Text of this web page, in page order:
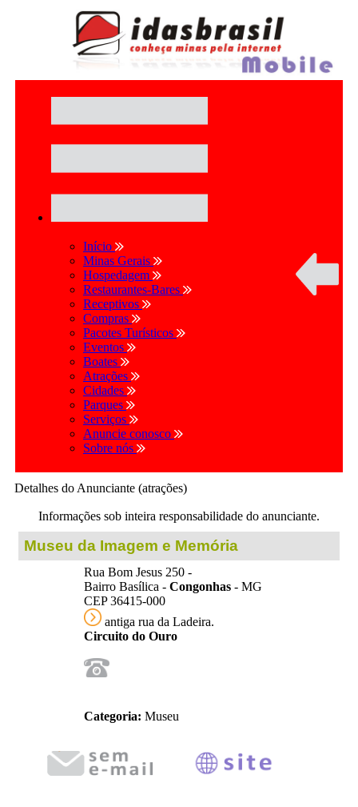
Início
Minas Gerais
Hospedagem
Restaurantes-Bares
Receptivos
Compras
Pacotes Turísticos
Eventos
Boates
Atrações
Cidades
Parques
Serviços
Anuncie conosco
Sobre nós
Detalhes do Anunciante (atrações)
Informações sob inteira responsabilidade do anunciante.
Museu da Imagem e Memória
Rua Bom Jesus 250 -
Bairro Basílica - Congonhas - MG
CEP 36415-000
antiga rua da Ladeira.
Circuito do Ouro
Categoria: Museu